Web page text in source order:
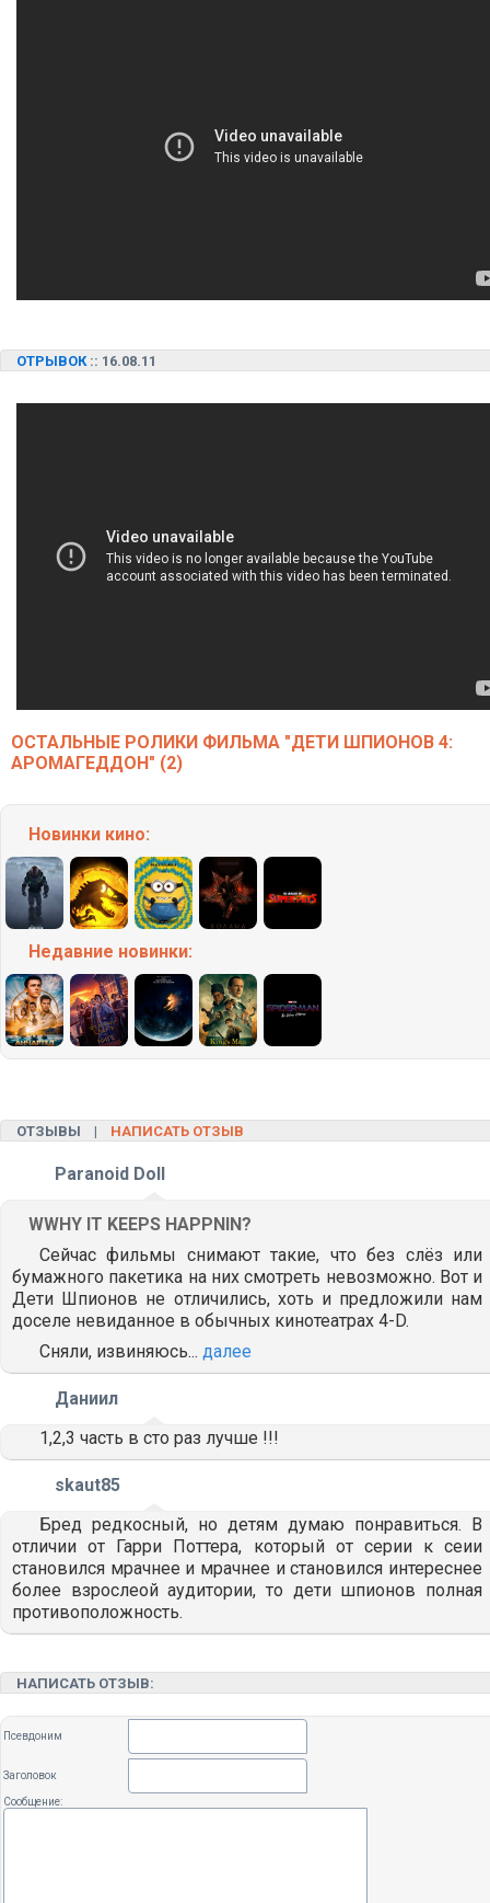
ОТРЫВОК :: 16.08.11
ОСТАЛЬНЫЕ РОЛИКИ ФИЛЬМА "ДЕТИ ШПИОНОВ 4:
АРОМАГЕДДОН" (2)
Новинки кино:
Недавние новинки:
ОТЗЫВЫ | НАПИСАТЬ ОТЗЫВ
Paranoid Doll
WWHY IT KEEPS HAPPNIN?
Сейчас фильмы снимают такие, что без слёз или
бумажного пакетика на них смотреть невозможно. Вот и
Дети Шпионов не отличились, хоть и предложили нам
доселе невиданное в обычных кинотеатрах 4-D.
Сняли, извиняюсь... далее
Даниил
1,2,3 часть в сто раз лучше !!!
skaut85
Бред редкосный, но детям думаю понравиться. В
отличии от Гарри Поттера, который от серии к сеии
становился мрачнее и мрачнее и становился интереснее
более взрослеой аудитории, то дети шпионов полная
противоположность.
НАПИСАТЬ ОТЗЫВ:
Псевдоним
Заголовок
Сообщение: